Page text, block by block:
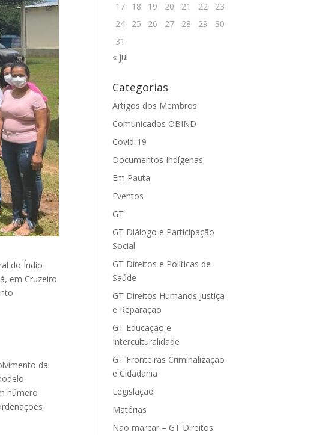
do Índio
em Cruzeiro
da
número
17
18 19 20 21 22
23
24
25 26 27 28 29
30
31
« jul
Categorias
Artigos dos Membros
Comunicados OBIND
Covid-19
Documentos Indígenas
Em Pauta
Eventos
GT
GT Diálogo e Participação
Social
GT Direitos e Políticas de
Saúde
GT Direitos Humanos Justiça
e Reparação
GT Educação e
Interculturalidade
GT Fronteiras Criminalização
e Cidadania
Legislação
Matérias
Não marcar – GT Direitos